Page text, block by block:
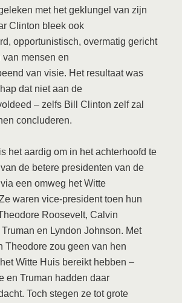
met het geklungel van zijn
Clinton bleek ook
opportunistisch, overmatig gericht
mensen en
van visie. Het resultaat was
dat niet aan de
– zelfs Bill Clinton zelf zal
concluderen.
het aardig om in het achterhoofd te
de betere presidenten van de
een omweg het Witte
waren vice-president toen hun
Roosevelt, Calvin
en Lyndon Johnson. Met
Theodore zou geen van hen
Witte Huis bereikt hebben –
en Truman hadden daar
Toch stegen ze tot grote